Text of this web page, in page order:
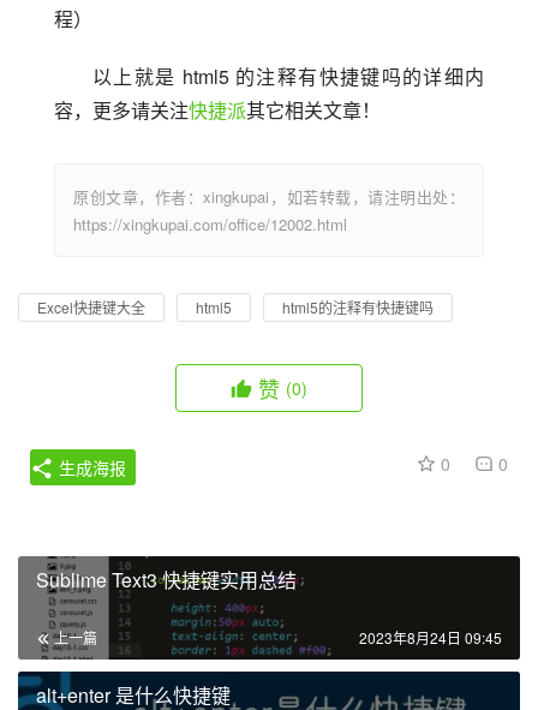
程）
以上就是 html5 的注释有快捷键吗的详细内
容，更多请关注快捷派其它相关文章！
原创文章，作者：xingkupai，如若转载，请注明出处：
https://xingkupai.com/office/12002.html
Excel快捷键大全 html5 html5的注释有快捷键吗
赞 (0)
0 0
生成海报
Sublime Text3 快捷键实用总结
上一篇 2023年8月24日 09:45
alt+enter 是什么快捷键